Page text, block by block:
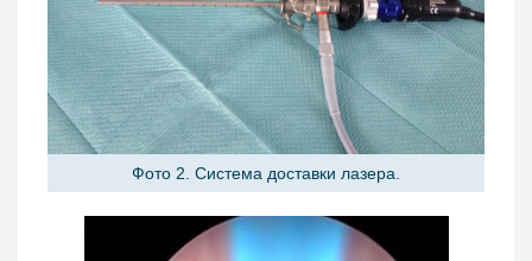
Фото 2. Система доставки лазера.